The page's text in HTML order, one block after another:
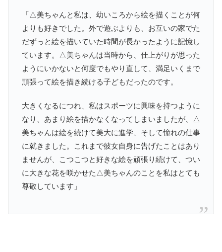
「△美ちゃんと私は、幼いころから絵を描くことが何
よりも好きでした。外で遊ぶよりも、お互いの家でた
だずっと絵を描いていた時間が長かったように記憶し
ています。△美ちゃんは当時から、仕上がりが思った
ようにいかないと何度でもやり直して、満足いくまで
頑張って絵を描き続ける子どもだったのです。
大きくなるにつれ、私はスポーツに興味を持つように
なり、あまり絵を描かなくなってしまいましたが、△
美ちゃんは絵を続けて美大に進学、そして憧れの仕事
に就きました。これまで彼女自身に告げたことはあり
ませんが、こつこつと好きな絵を頑張り続けて、つい
に大きな花を咲かせた△美ちゃんのことを私はとても
尊敬しています」